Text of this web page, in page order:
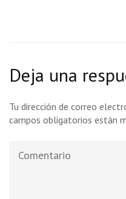
Deja una
Tu dirección de correo
campos obligatorios están